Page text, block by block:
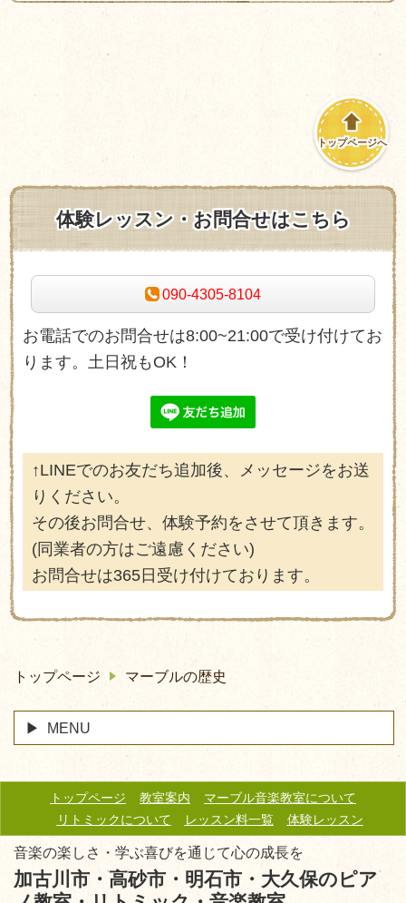
トップページへ
体験レッスン・お問合せはこちら
090-4305-8104
お電話でのお問合せは8:00~21:00で受け付けてお
ります。土日祝もOK！
↑LINEでのお友だち追加後、メッセージをお送
りください。
その後お問合せ、体験予約をさせて頂きます。
(同業者の方はご遠慮ください)
お問合せは365日受け付けております。
トップページ マーブルの歴史
MENU
トップページ 教室案内
マーブル音楽教室について
リトミックについて
レッスン料一覧 体験レッスン
音楽の楽しさ・学ぶ喜びを通じて心の成長を
加古川市・高砂市・明石市・大久保のピア